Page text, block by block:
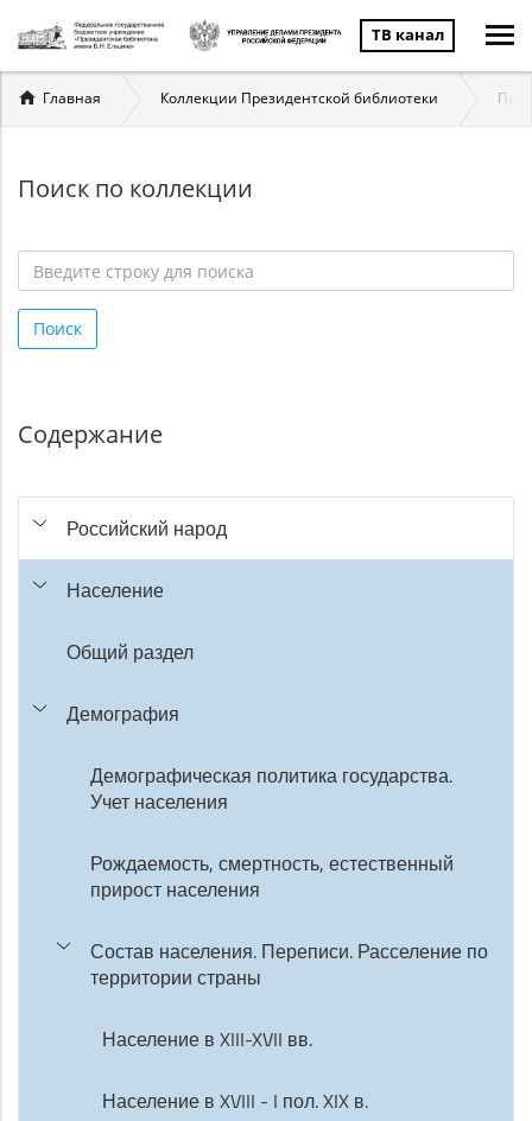
ТВ канал
Вы
здесь
Главная Коллекции Президентской библиотеки
Поиск по коллекции
строку
для
Поиск
Содержание
Российский народ
Население
Общий раздел
Демография
Демографическая политика государства.
Учет населения
Рождаемость, смертность, естественный
прирост населения
Состав населения. Переписи. Расселение по
территории страны
Население в XIII-XVII вв.
Население в XVIII - I пол. XIX в.